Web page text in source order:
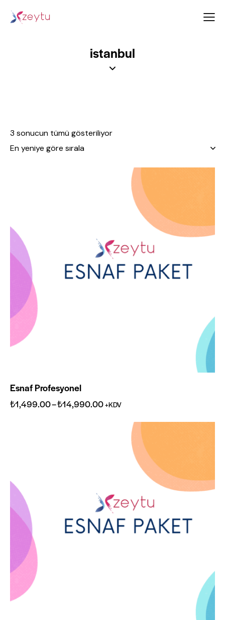
istanbul
3 sonucun tümü gösteriliyor
Esnaf Profesyonel
₺1,499.00–₺14,990.00+KDV